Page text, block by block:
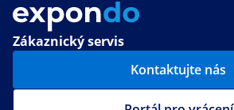
Zákaznický servis
Kontaktujte nás